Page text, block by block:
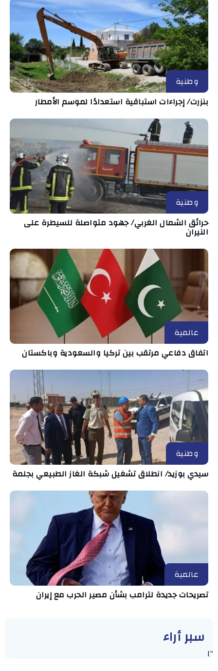
وطنية
بنزرت/ إجراءات استباقية استعدادًا لموسم الأمطار
وطنية
حرائق الشمال الغربي/ جهود متواصلة للسيطرة على
النيران
عالمية
اتفاق دفاعي مرتقب بين تركيا والسعودية وباكستان
وطنية
سيدي بوزيد/ انطلاق تشغيل شبكة الغاز الطبيعي بجلمة
عالمية
تصريحات جديدة لترامب بشأن مصير الحرب مع إيران
سبر أراء
"]